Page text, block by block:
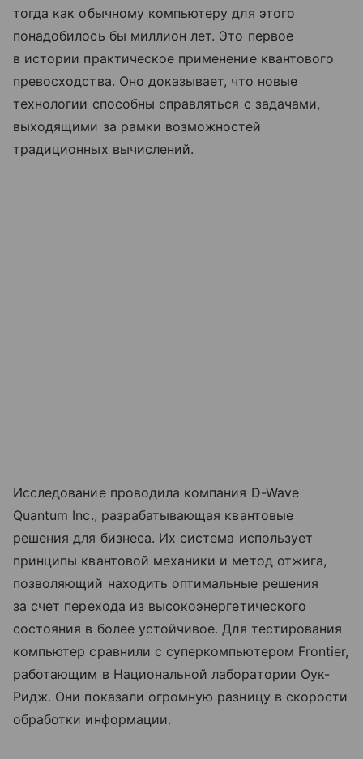
тогда как обычному компьютеру для этого
понадобилось бы миллион лет. Это первое
в истории практическое применение квантового
превосходства. Оно доказывает, что новые
технологии способны справляться с задачами,
выходящими за рамки возможностей
традиционных вычислений.
Исследование проводила компания D-Wave
Quantum Inc., разрабатывающая квантовые
решения для бизнеса. Их система использует
принципы квантовой механики и метод отжига,
позволяющий находить оптимальные решения
за счет перехода из высокоэнергетического
состояния в более устойчивое. Для тестирования
компьютер сравнили с суперкомпьютером Frontier,
работающим в Национальной лаборатории Оук-
Ридж. Они показали огромную разницу в скорости
обработки информации.